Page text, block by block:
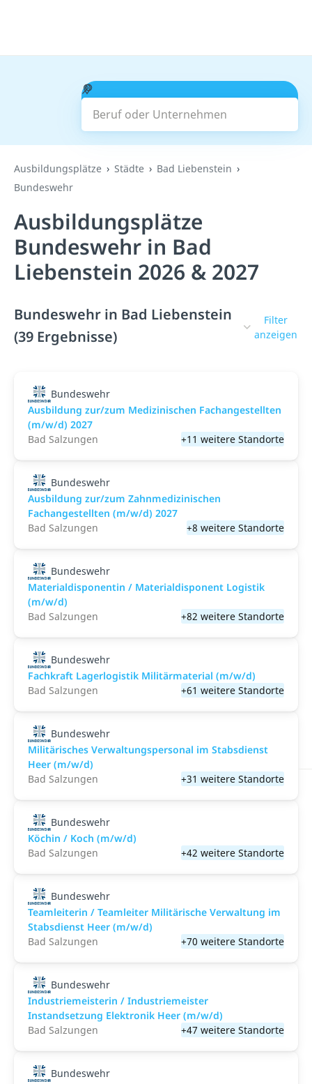
Beruf oder Unternehmen
Suchen
Ausbildungsplätze Städte
Bad Liebenstein
Bundeswehr
Ausbildungsplätze
Bundeswehr in Bad
Liebenstein 2026 & 2027
Bundeswehr in Bad Liebenstein
(39 Ergebnisse)
Filter
anzeigen
Bundeswehr
Ausbildung zur/zum Medizinischen Fachangestellten
(m/w/d) 2027
Bad Salzungen
+11 weitere Standorte
Bundeswehr
Ausbildung zur/zum Zahnmedizinischen
Fachangestellten (m/w/d) 2027
Bad Salzungen
+8 weitere Standorte
Bundeswehr
Materialdisponentin / Materialdisponent Logistik
(m/w/d)
Bad Salzungen
+82 weitere Standorte
Bundeswehr
Fachkraft Lagerlogistik Militärmaterial (m/w/d)
Bad Salzungen
+61 weitere Standorte
Bundeswehr
Militärisches Verwaltungspersonal im Stabsdienst
Heer (m/w/d)
Bad Salzungen
+31 weitere Standorte
Bundeswehr
Köchin / Koch (m/w/d)
Bad Salzungen
+42 weitere Standorte
Bundeswehr
Teamleiterin / Teamleiter Militärische Verwaltung im
Stabsdienst Heer (m/w/d)
Bad Salzungen
+70 weitere Standorte
Bundeswehr
Industriemeisterin / Industriemeister
Instandsetzung Elektronik Heer (m/w/d)
Bad Salzungen
+47 weitere Standorte
Bundeswehr